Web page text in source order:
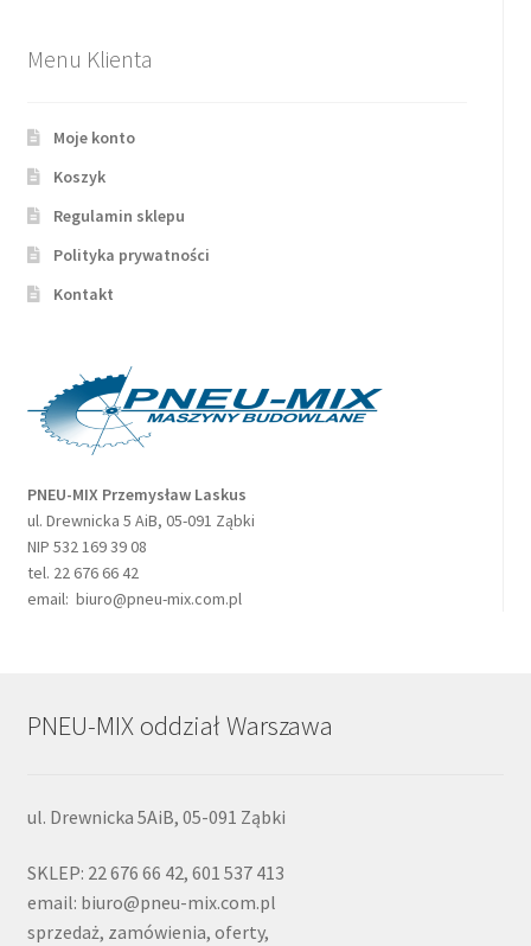
Menu Klienta
Moje konto
Koszyk
Regulamin sklepu
Polityka prywatności
Kontakt
PNEU-MIX Przemysław Laskus
ul. Drewnicka 5 AiB, 05-091 Ząbki
NIP 532 169 39 08
tel. 22 676 66 42
email: biuro@pneu-mix.com.pl
PNEU-MIX oddział Warszawa
ul. Drewnicka 5AiB, 05-091 Ząbki
SKLEP: 22 676 66 42, 601 537 413
email: biuro@pneu-mix.com.pl
sprzedaż, zamówienia, oferty,